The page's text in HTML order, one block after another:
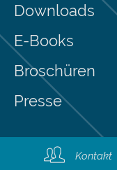
Kontakt
Downloads
E-Books
Broschüren
Presse